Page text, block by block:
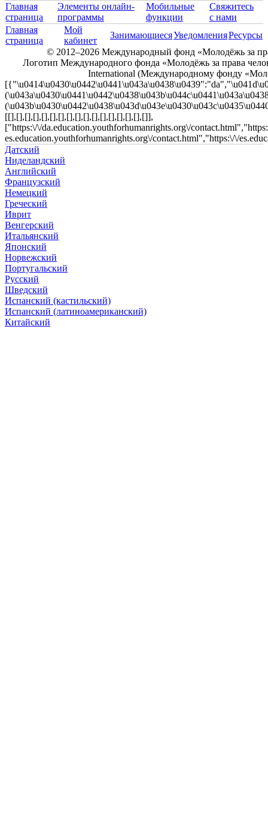
Главная
страница
Элементы онлайн-
программы
Мобильные
функции
Свяжитесь
с нами
Главная
страница
Мой
кабинет
ЗанимающиесяУведомленияРесурсы
© 2012–2026 Международный фонд «Молодёжь за
Логотип Международного фонда «Молодёжь за права
International (Международному фонду
[[],[],[],[],[],[],[],[],[],[],[],[],[],[],[],[],[]],
["https:\/\/da.education.youthforhumanrights.org\/
es.education.youthforhumanrights.org\/contact.html","https:\/\/
Датский
Ниделандский
Английский
Французский
Немецкий
Греческий
Иврит
Венгерский
Итальянский
Японский
Норвежский
Португальский
Русский
Шведский
Испанский (кастильский)
Испанский (латиноамериканский)
Китайский